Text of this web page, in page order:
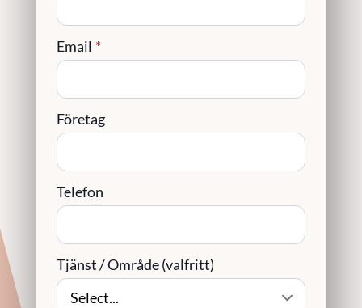
Email *
Företag
Telefon
Tjänst / Område (valfritt)